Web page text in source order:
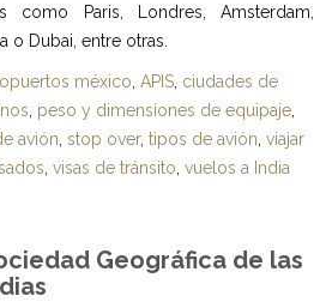
como Paris, Londres, Amsterdam,
o Dubai, entre otras.
méxico APIS ciudades de
peso y dimensiones de equipaje
avión stop over, tipos de avión viajar
visas de tránsito vuelos a India
Geográfica de las